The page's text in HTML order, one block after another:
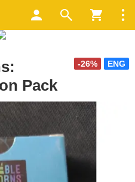
ENG
-26%
Pack